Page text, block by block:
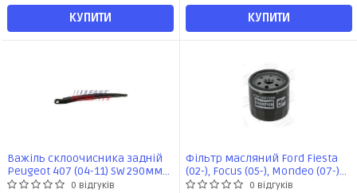
КУПИТИ КУПИТИ
Важіль склоочисника задній
Peugeot 407 (04-11) SW 290мм
(FT00493) Fast0 відгуків
Фільтр масляний Ford Fiesta
(02-), Focus (05-), Mondeo (07-)
(COF100755S) CHAMPION
0 відгуків